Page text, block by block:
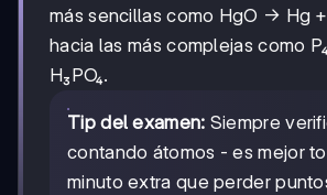
más sencillas como HgO → Hg
hacia las más complejas como
H₃PO₄.
Tip del examen: Siempre
contando átomos - es mejor
minuto extra que perder